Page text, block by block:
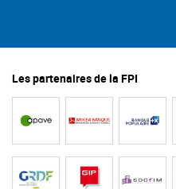
Les partenaires de la FPI